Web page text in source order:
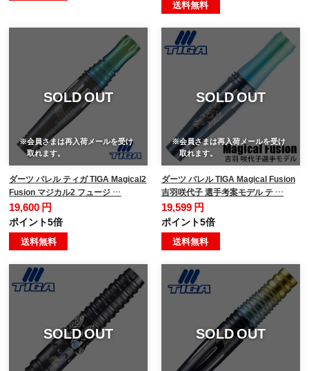
送料無料
SOLD OUT
※会員さまは再入荷メールを受け
取れます。
ダーツ バレル ティガ TIGA Magical2
Fusion マジカル2 フュージ …
19,600 円
ポイント5倍
送料無料
SOLD OUT
※会員さまは再入荷メールを受け
取れます。
ダーツ バレル TIGA Magical Fusion
吉羽咲代子 選手考案モデル テ …
19,599 円
ポイント5倍
送料無料
SOLD OUT SOLD OUT